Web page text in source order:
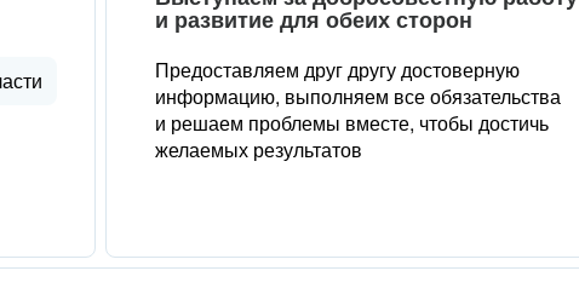
и развитие для обеих сторон
Предоставляем друг другу достоверную
информацию, выполняем все обязательства
и решаем проблемы вместе, чтобы достичь
желаемых результатов